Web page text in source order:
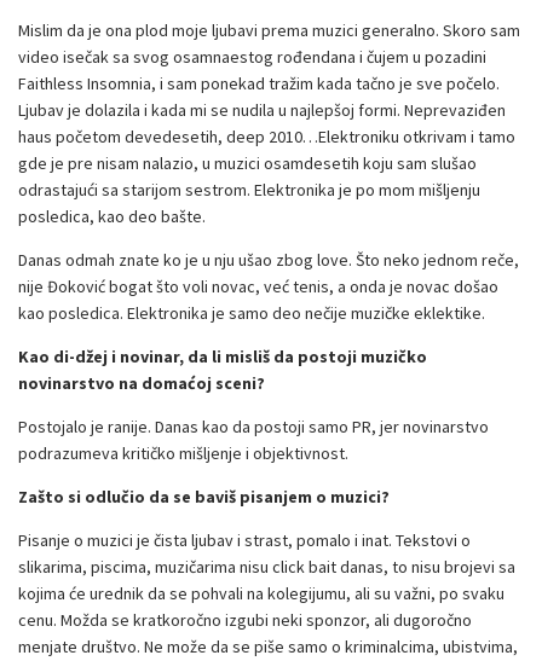
Mislim da je ona plod moje ljubavi prema muzici generalno. Skoro sam
video isečak sa svog osamnaestog rođendana i čujem u pozadini
Faithless Insomnia, i sam ponekad tražim kada tačno je sve počelo.
Ljubav je dolazila i kada mi se nudila u najlepšoj formi. Neprevaziđen
haus početom devedesetih, deep 2010…Elektroniku otkrivam i tamo
gde je pre nisam nalazio, u muzici osamdesetih koju sam slušao
odrastajući sa starijom sestrom. Elektronika je po mom mišljenju
posledica, kao deo bašte.
Danas odmah znate ko je u nju ušao zbog love. Što neko jednom reče,
nije Đoković bogat što voli novac, već tenis, a onda je novac došao
kao posledica. Elektronika je samo deo nečije muzičke eklektike.
Kao di-džej i novinar, da li misliš da postoji muzičko
novinarstvo na domaćoj sceni?
Postojalo je ranije. Danas kao da postoji samo PR, jer novinarstvo
podrazumeva kritičko mišljenje i objektivnost.
Zašto si odlučio da se baviš pisanjem o muzici?
Pisanje o muzici je čista ljubav i strast, pomalo i inat. Tekstovi o
slikarima, piscima, muzičarima nisu click bait danas, to nisu brojevi sa
kojima će urednik da se pohvali na kolegijumu, ali su važni, po svaku
cenu. Možda se kratkoročno izgubi neki sponzor, ali dugoročno
menjate društvo. Ne može da se piše samo o kriminalcima, ubistvima,